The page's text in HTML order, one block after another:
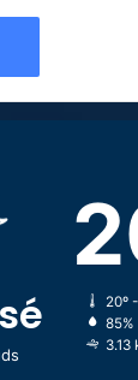
20º
85%
3.13